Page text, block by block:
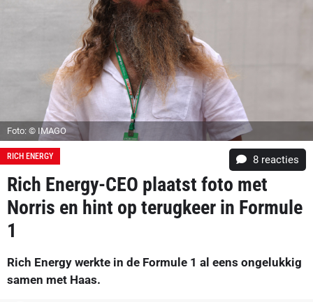
Foto: © IMAGO
RICH ENERGY 8 reacties
Rich Energy-CEO plaatst foto met
Norris en hint op terugkeer in Formule
1
Rich Energy werkte in de Formule 1 al eens ongelukkig
samen met Haas.